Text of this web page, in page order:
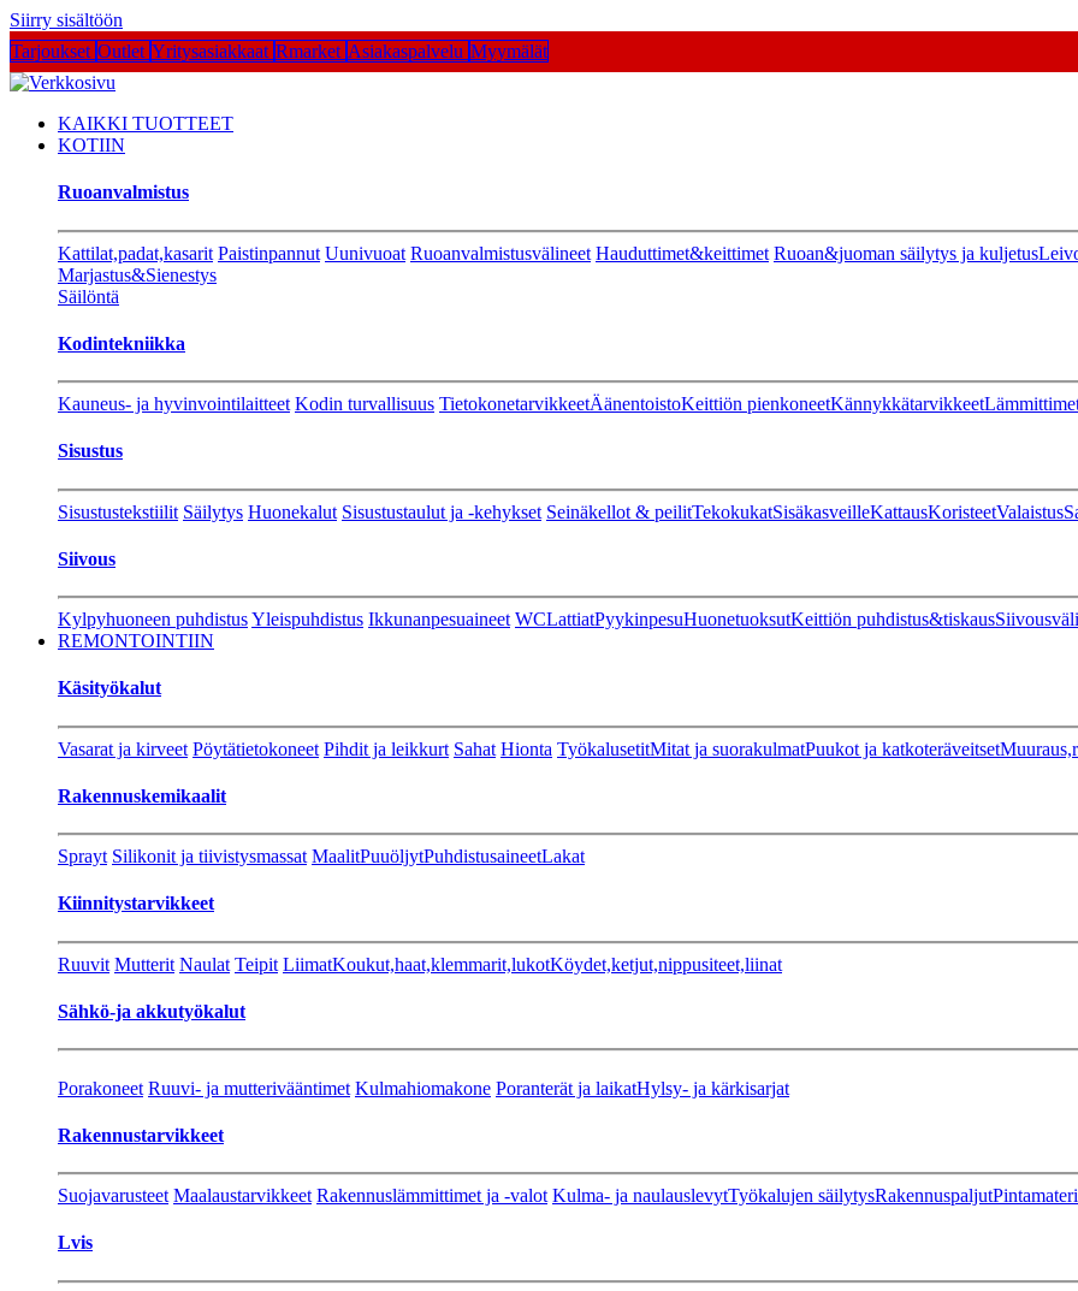
Siirry sisältöön
Tarjoukset Outlet Yritysasiakkaat Rmarket Asiakaspalvelu Myymälät
KAIKKI TUOTTEET
KOTIIN
Ruoanvalmistus
Kattilat,padat,kasarit Paistinpannut Uunivuoat Ruoanvalmistusvälineet Hauduttimet&keittimet Ruoan&juoman säilytys ja kuljetus
Marjastus&Sienestys
Säilöntä
Kodintekniikka
Kauneus- ja hyvinvointilaitteet Kodin turvallisuus TietokonetarvikkeetÄänentoistoKeittiön pienkoneetKännykkätarvikkeet
Sisustus
Sisustustekstiilit Säilytys Huonekalut Sisustustaulut ja -kehykset Seinäkellot & peilitTekokukatSisäkasveilleKattausKoristeetValaistus
Siivous
Kylpyhuoneen puhdistusYleispuhdistus Ikkunanpesuaineet WCLattiatPyykinpesuHuonetuoksutKeittiön puhdistus&tiskaus
REMONTOINTIIN
Käsityökalut
Vasarat ja kirveet Pöytätietokoneet Pihdit ja leikkurt Sahat Hionta TyökalusetitMitat ja suorakulmatPuukot ja katkoteräveitset
Rakennuskemikaalit
Sprayt Silikonit ja tiivistysmassat MaalitPuuöljytPuhdistusaineetLakat
Kiinnitystarvikkeet
Ruuvit Mutterit Naulat Teipit LiimatKoukut,haat,klemmarit,lukotKöydet,ketjut,nippusiteet,liinat
Sähkö-ja akkutyökalut
Porakoneet Ruuvi- ja mutterivääntimet Kulmahiomakone Poranterät ja laikatHylsy- ja kärkisarjat
Rakennustarvikkeet
Suojavarusteet Maalaustarvikkeet Rakennuslämmittimet ja -valot Kulma- ja naulauslevytTyökalujen säilytysRakennuspaljut
Lvis